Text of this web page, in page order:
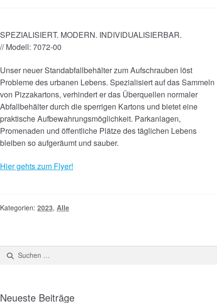
SPEZIALISIERT. MODERN. INDIVIDUALISIERBAR.
// Modell: 7072-00
Unser neuer Standabfallbehälter zum Aufschrauben löst
Probleme des urbanen Lebens. Spezialisiert auf das Sammeln
von Pizzakartons, verhindert er das Überquellen normaler
Abfallbehälter durch die sperrigen Kartons und bietet eine
praktische Aufbewahrungsmöglichkeit. Parkanlagen,
Promenaden und öffentliche Plätze des täglichen Lebens
bleiben so aufgeräumt und sauber.
Hier gehts zum Flyer!
Kategorien: 2023, Alle
Neueste Beiträge